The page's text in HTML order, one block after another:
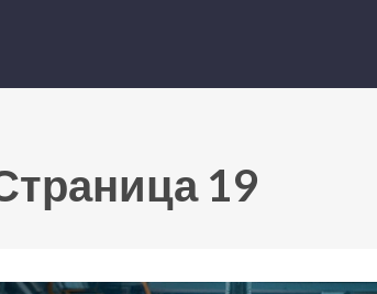
19